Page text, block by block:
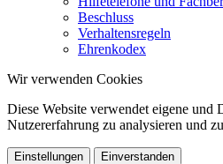
Beschluss
Verhaltensregeln
Ehrenkodex
Wir verwenden Cookies
Diese Website verwendet eigene und
Nutzererfahrung zu analysieren und
Einstellungen Einverstanden